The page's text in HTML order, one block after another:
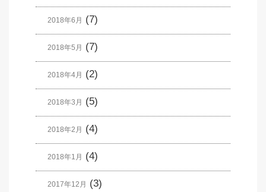
2018年6月 (7)
2018年5月 (7)
2018年4月 (2)
2018年3月 (5)
2018年2月 (4)
2018年1月 (4)
2017年12月 (3)